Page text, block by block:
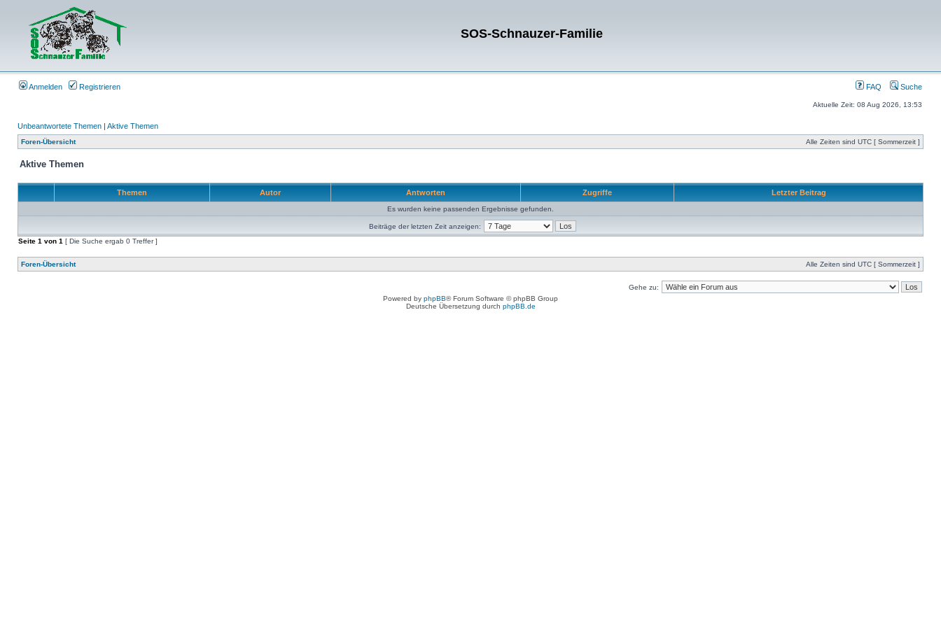
SOS-Schnauzer-Familie
Anmelden Registrieren FAQ Suche
Aktuelle Zeit: 08 Aug 2026, 13:53
Unbeantwortete Themen | Aktive Themen
Foren-Übersicht Alle Zeiten sind UTC [ Sommerzeit ]
Aktive Themen
Themen Autor Antworten Zugriffe Letzter Beitrag
Es wurden keine passenden Ergebnisse gefunden.
Beiträge der letzten Zeit anzeigen:
Seite 1 von 1 [ Die Suche ergab 0 Treffer ]
Foren-Übersicht Alle Zeiten sind UTC [ Sommerzeit ]
Gehe zu:
Powered by phpBB® Forum Software © phpBB Group
Deutsche Übersetzung durch phpBB.de